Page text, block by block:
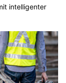
intelligenter